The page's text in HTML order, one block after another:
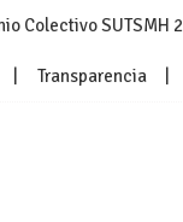
Colectivo SUTSMH
Transparencia